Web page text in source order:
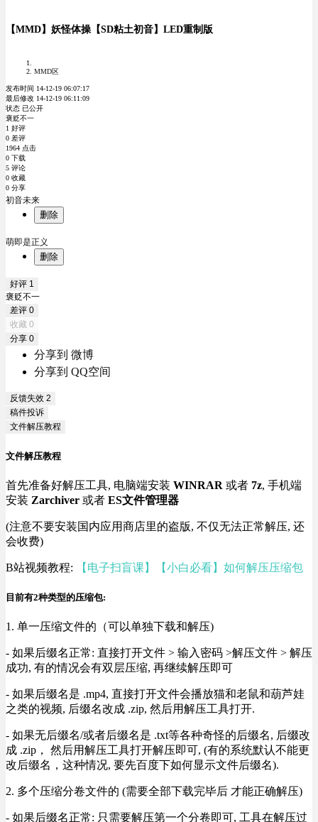
【MMD】妖怪体操【SD粘土初音】LED重制版
MMD区
发布时间 14-12-19 06:07:17
最后修改 14-12-19 06:11:09
状态 已公开
褒贬不一
1 好评
0 差评
1964 点击
0 下载
5 评论
0 收藏
0 分享
初音未来
删除
萌即是正义
删除
好评 1
褒贬不一
差评 0
收藏 0
分享 0
分享到 微博
分享到 QQ空间
反馈失效 2
稿件投诉
文件解压教程
文件解压教程
首先准备好解压工具, 电脑端安装 WINRAR 或者 7z, 手机端
安装 Zarchiver 或者 ES文件管理器
(注意不要安装国内应用商店里的盗版, 不仅无法正常解压, 还
会收费)
B站视频教程: 【电子扫盲课】【小白必看】如何解压压缩包
目前有2种类型的压缩包:
1. 单一压缩文件的（可以单独下载和解压)
- 如果后缀名正常: 直接打开文件 > 输入密码 >解压文件 > 解压
成功, 有的情况会有双层压缩, 再继续解压即可
- 如果后缀名是 .mp4, 直接打开文件会播放猫和老鼠和葫芦娃
之类的视频, 后缀名改成 .zip, 然后用解压工具打开.
- 如果无后缀名/或者后缀名是 .txt等各种奇怪的后缀名, 后缀改
成 .zip， 然后用解压工具打开解压即可, (有的系统默认不能更
改后缀名，这种情况, 要先百度下如何显示文件后缀名).
2. 多个压缩分卷文件的 (需要全部下载完毕后 才能正确解压)
- 如果后缀名正常: 只需要解压第一个分卷即可, 工具在解压过